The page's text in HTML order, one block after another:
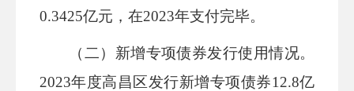
0.3425亿元，在2023年支付完毕。
（二）新增专项债券发行使用情况。
2023年度高昌区 发行新增专项债券12.8亿